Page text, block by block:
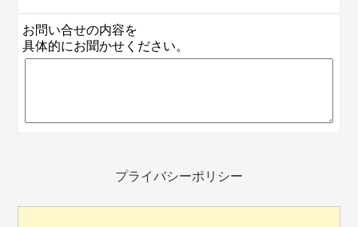
お問い合せの内容を
具体的にお聞かせください。
プライバシーポリシー